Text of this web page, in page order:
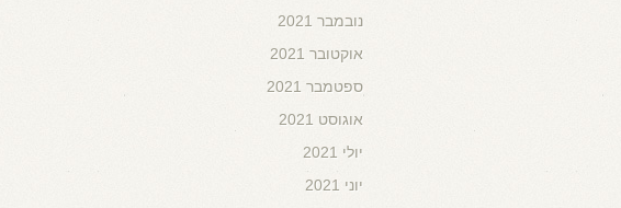
נובמבר 2021
אוקטובר 2021
ספטמבר 2021
אוגוסט 2021
יולי 2021
יוני 2021